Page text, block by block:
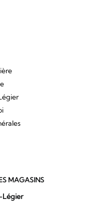
MAGASINS
Légier